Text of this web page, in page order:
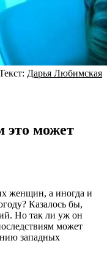
Дарья Любимская
это может
женщин, а иногда и
Казалось бы,
Но так ли уж он
может
западных